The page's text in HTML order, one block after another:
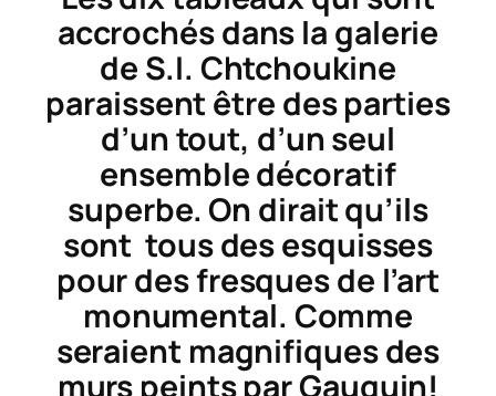
accrochés dans la galerie
de S.I. Chtchoukine
paraissent être des parties
d’un tout, d’un seul
ensemble décoratif
superbe. On dirait qu’ils
sont tous des esquisses
pour des fresques de l’art
monumental. Comme
seraient magnifiques des
murs peints par Gauguin!